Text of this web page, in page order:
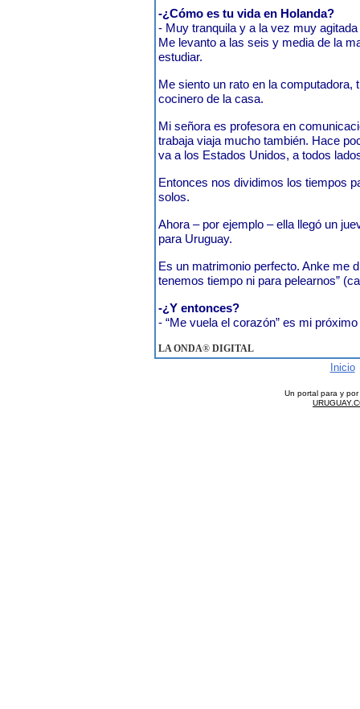
-¿Cómo es tu vida en Holanda?
- Muy tranquila y a la vez muy
Me levanto a las seis y media de la
estudiar.
Me siento un rato en la computadora,
cocinero de la casa.
Mi señora es profesora en
trabaja viaja mucho también. Hace
va a los Estados Unidos, a todos
Entonces nos dividimos los tiempos
solos.
Ahora – por ejemplo – ella llegó un
para Uruguay.
Es un matrimonio perfecto. Anke me
tenemos tiempo ni para pelearnos”
-¿Y entonces?
- “Me vuela el corazón” es mi
LA ONDA® DIGITAL
Inicio
Un portal para y